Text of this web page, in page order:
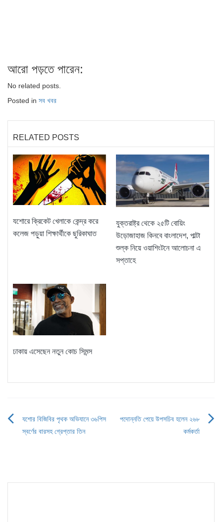
আরো পড়তে পারেন:
No related posts.
Posted in সব খবর
RELATED POSTS
যশোরে ক্রিকেট খেলাকে কেন্দ্র করে
কলেজ পড়ুয়া শিক্ষার্থীকে ছুরিকাঘাত
যুক্তরাষ্ট্র থেকে ২৫টি বোয়িং
উড়োজাহাজ কিনবে বাংলাদেশ, পাল্টা
শুল্ক নিয়ে ওয়াশিংটনে আলোচনা এ
সপ্তাহে
ঢাকায় এসেছেন নতুন কোচ সিমন্স
Post
যশোর বিজিবির পৃথক অভিযানে ৩৬পিস
স্বর্ণের বারসহ গ্রেপ্তার তিন
পদোন্নতি পেয়ে উপসচিব হলেন ২৬৮
কর্মকর্তা